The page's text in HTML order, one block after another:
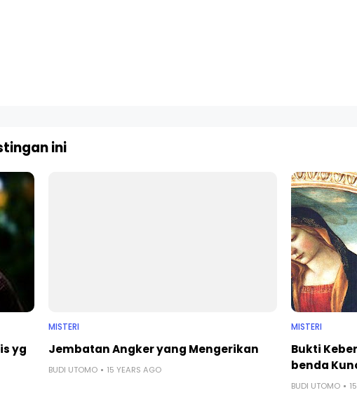
ini
yg
MISTERI
Jembatan Angker yang Mengerikan
BUDI UTOMO 15 YEARS AGO
MISTERI
Bukti
benda
BUDI UTOMO